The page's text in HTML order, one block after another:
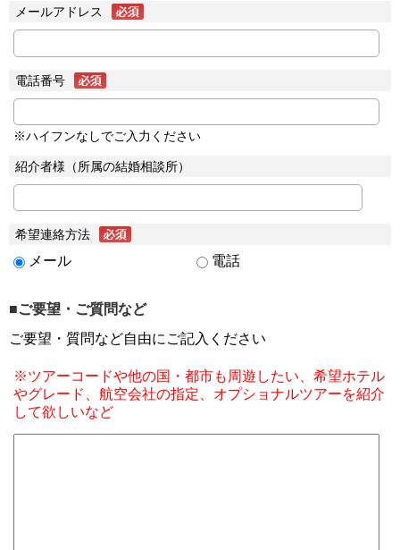
メールアドレス
電話番号
※ハイフンなしでご入力ください
紹介者様（所属の結婚相談所）
希望連絡方法
メール 電話
■ご要望・ご質問など
ご要望・質問など自由にご記入ください
※ツアーコードや他の国・都市も周遊したい、希望ホテル
やグレード、航空会社の指定、オプショナルツアーを紹介
して欲しいなど